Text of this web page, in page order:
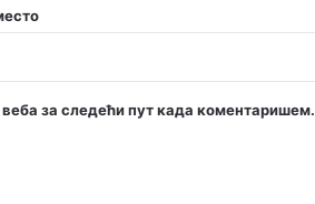
за следећи пут када коментаришем.